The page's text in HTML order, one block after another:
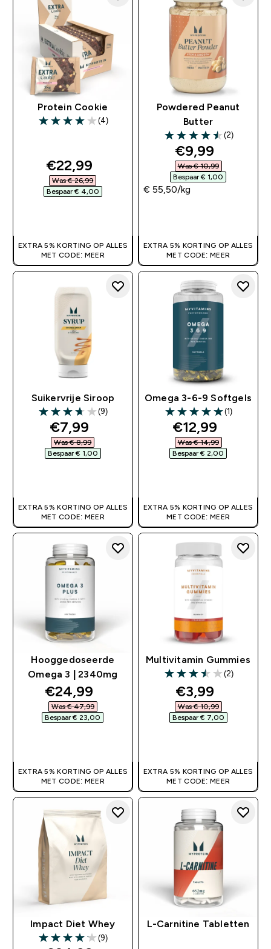
Protein Cookie
4 out of 5 stars
(4)
discounted price
€22,99‎
Was € 26,99‎
Bespaar € 4,00‎
EXTRA 5% KORTING OP ALLES
MET CODE: MEER
Powdered Peanut
Butter
4.5 out of 5 stars
(2)
discounted
€9,99‎
Was € 10,99‎
Bespaar € 1,00‎
€ 55,50‎/kg
EXTRA 5% KORTING OP ALLES
MET CODE: MEER
Suikervrije Siroop
3.67 out of 5 stars
(9)
discounted price
€7,99‎
Was € 8,99‎
Bespaar € 1,00‎
EXTRA 5% KORTING OP ALLES
MET CODE: MEER
Omega 3-6-9 Softgels
5 out of 5 stars
(1)
discounted
€12,99‎
Was € 14,99‎
Bespaar € 2,00‎
EXTRA 5% KORTING OP ALLES
MET CODE: MEER
Hooggedoseerde
Omega 3 | 2340mg
discounted price
€24,99‎
Was € 47,99‎
Bespaar € 23,00‎
EXTRA 5% KORTING OP ALLES
MET CODE: MEER
Multivitamin Gummies
3.5 out of 5 stars
(2)
discounted
€3,99‎
Was € 10,99‎
Bespaar € 7,00‎
EXTRA 5% KORTING OP ALLES
MET CODE: MEER
Impact Diet Whey
4.11 out of 5 stars
(9)
L-Carnitine Tabletten